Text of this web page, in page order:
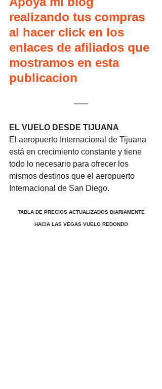
realizando tus compras
al hacer click en los
enlaces de afiliados que
mostramos en esta
publicacion
EL VUELO DESDE TIJUANA
El aeropuerto Internacional de Tijuana
está en crecimiento constante y tiene
todo lo necesario para ofrecer los
mismos destinos que el aeropuerto
Internacional de San Diego.
TABLA DE PRECIOS ACTUALIZADOS DIARIAMENTE
HACIA LAS VEGAS VUELO REDONDO